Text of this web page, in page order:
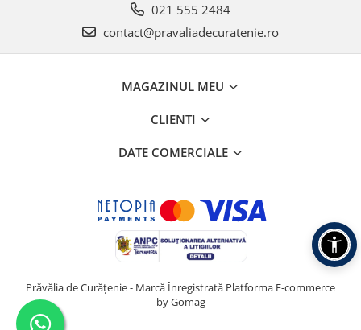
021 555 2484
contact@pravaliadecuratenie.ro
MAGAZINUL MEU
CLIENTI
DATE COMERCIALE
Prăvălia de Curățenie - Marcă Înregistrată Platforma E-commerce
by Gomag